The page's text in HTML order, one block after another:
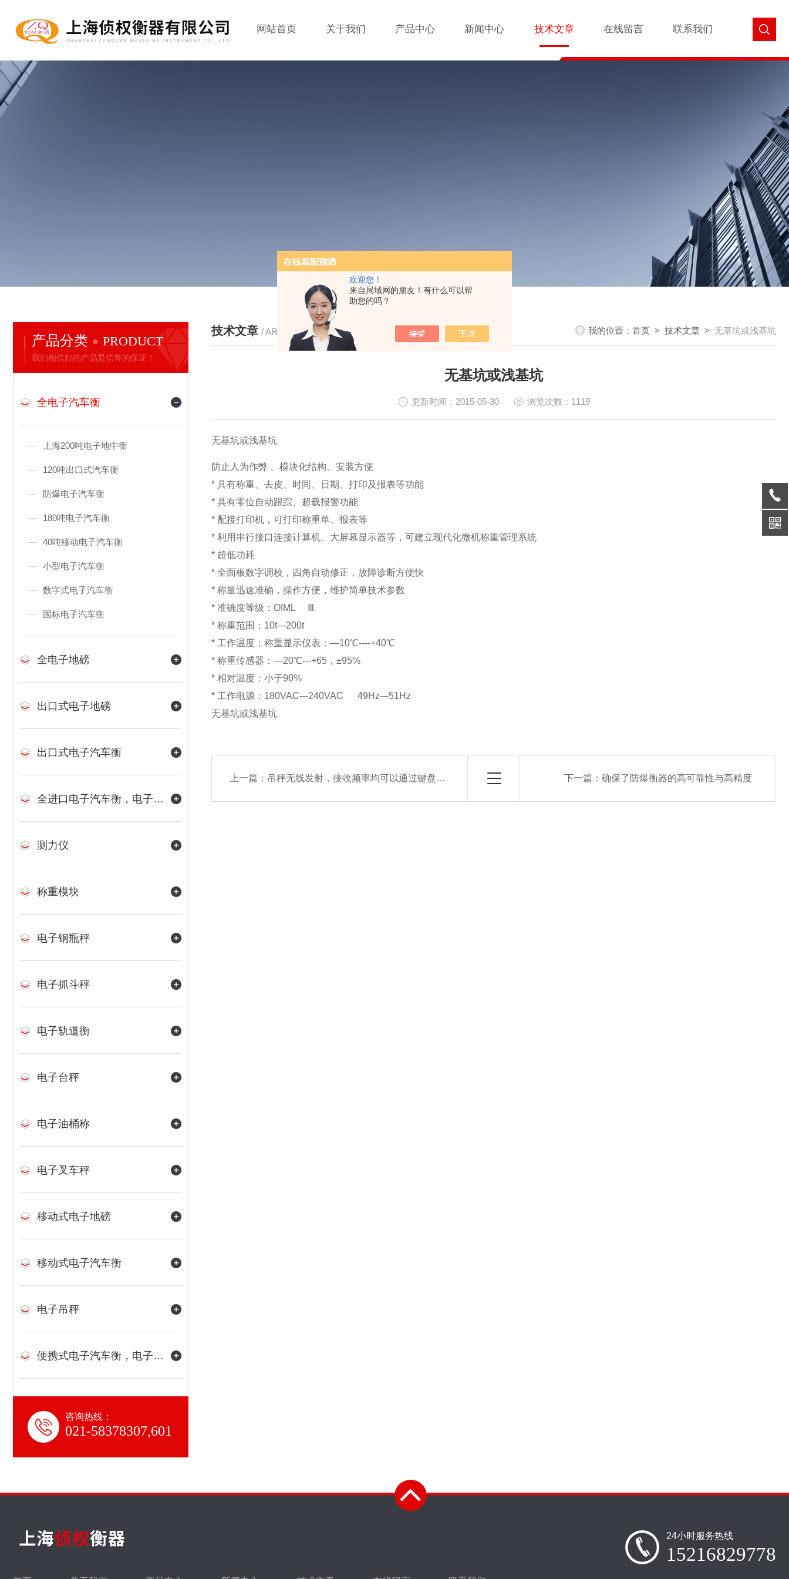
欢迎您！
来自局域网的朋友！有什么可以帮
助您的吗？
网站首页 关于我们 产品中心 新闻中心 技术文章 在线留言 联系我们
产品分类 PRODUCT
我们相信好的产品是信誉的保证！
全电子汽车衡
上海200吨电子地中衡
120吨出口式汽车衡
防爆电子汽车衡
180吨电子汽车衡
40吨移动电子汽车衡
小型电子汽车衡
数字式电子汽车衡
国标电子汽车衡
全电子地磅
出口式电子地磅
出口式电子汽车衡
全进口电子汽车衡，电子地磅
测力仪
称重模块
电子钢瓶秤
电子抓斗秤
电子轨道衡
电子台秤
电子油桶称
电子叉车秤
移动式电子地磅
移动式电子汽车衡
电子吊秤
便携式电子汽车衡，电子地磅
咨询热线：
021-58378307,601
技术文章 / ARTICLE 我的位置： 首页 > 技术文章 > 无基坑或浅基坑
无基坑或浅基坑
更新时间：2015-05-30 浏览次数：1119
无基坑或浅基坑
防止人为作弊 、模块化结构、安装方便
* 具有称重、去皮、时间、日期、打印及报表等功能
* 具有零位自动跟踪、超载报警功能
* 配接打印机，可打印称重单、报表等
* 利用串行接口连接计算机、大屏幕显示器等，可建立现代化微机称重管理系统
* 超低功耗
* 全面板数字调校，四角自动修正，故障诊断方便快
* 称量迅速准确，操作方便，维护简单技术参数
* 准确度等级：OIML Ⅲ
* 称重范围：10t---200t
* 工作温度：称重显示仪表：—10℃----+40℃
* 称重传感器：—20℃---+65，±95%
* 相对温度：小于90%
* 工作电源：180VAC---240VAC 49Hz---51Hz
无基坑或浅基坑
上一篇： 吊秤无线发射，接收频率均可以通过键盘调整 下一篇： 确保了防爆衡器的高可靠性与高精度
24小时服务热线
15216829778